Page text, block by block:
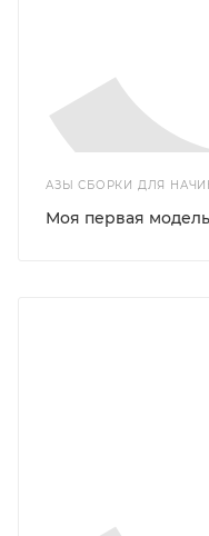
АЗЫ СБОРКИ ДЛЯ
Моя первая